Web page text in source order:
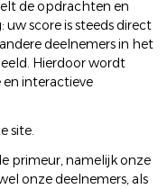
de opdrachten en
score is steeds direct
deelnemers in het
Hierdoor wordt
interactieve
site.
primeur, namelijk onze
onze deelnemers, als